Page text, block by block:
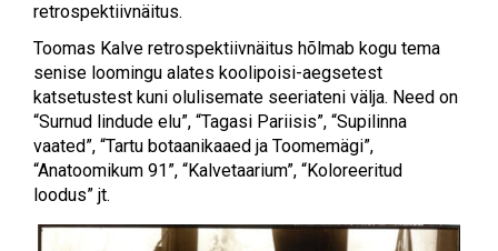
retrospektiivnäitus.
Toomas Kalve retrospektiivnäitus hõlmab kogu tema
senise loomingu alates koolipoisi-aegsetest
katsetustest kuni olulisemate seeriateni välja. Need on
“Surnud lindude elu”, “Tagasi Pariisis”, “Supilinna
vaated”, “Tartu botaanikaaed ja Toomemägi”,
“Anatoomikum 91”, “Kalvetaarium”, “Koloreeritud
loodus” jt.